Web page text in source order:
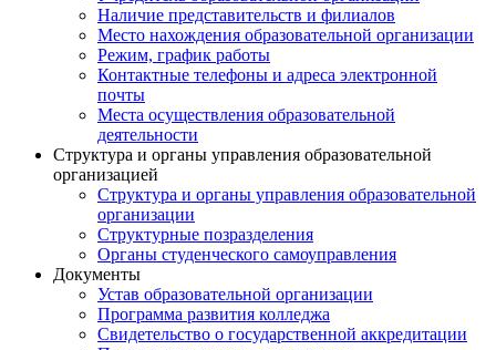
Наличие представительств и филиалов
Место нахождения образовательной организации
Режим, график работы
Контактные телефоны и адреса электронной
почты
Места осуществления образовательной
деятельности
Структура и органы управления образовательной
организацией
Структура и органы управления образовательной
организации
Структурные позразделения
Органы студенческого самоуправления
Документы
Устав образовательной организации
Программа развития колледжа
Свидетельство о государственной аккредитации